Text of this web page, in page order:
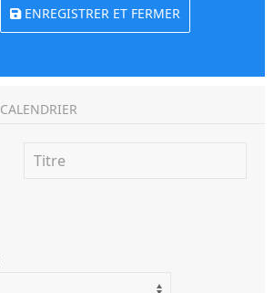
ENREGISTRER ET FERMER
CALENDRIER